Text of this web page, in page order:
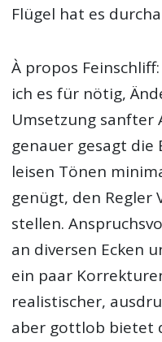
Flügel hat es
À propos
ich es für nötig,
Umsetzung sanfter
genauer gesagt die
leisen Tönen
genügt, den Regler
stellen.
an diversen Ecken
ein paar
realistischer,
aber gottlob bietet